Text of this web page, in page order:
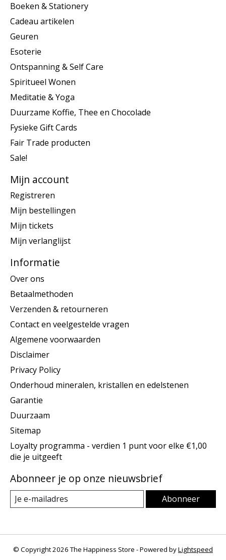
Boeken & Stationery
Cadeau artikelen
Geuren
Esoterie
Ontspanning & Self Care
Spiritueel Wonen
Meditatie & Yoga
Duurzame Koffie, Thee en Chocolade
Fysieke Gift Cards
Fair Trade producten
Sale!
Mijn account
Registreren
Mijn bestellingen
Mijn tickets
Mijn verlanglijst
Informatie
Over ons
Betaalmethoden
Verzenden & retourneren
Contact en veelgestelde vragen
Algemene voorwaarden
Disclaimer
Privacy Policy
Onderhoud mineralen, kristallen en edelstenen
Garantie
Duurzaam
Sitemap
Loyalty programma - verdien 1 punt voor elke €1,00
die je uitgeeft
Abonneer je op onze nieuwsbrief
Abonneer
© Copyright 2026 The Happiness Store - Powered byLightspeed